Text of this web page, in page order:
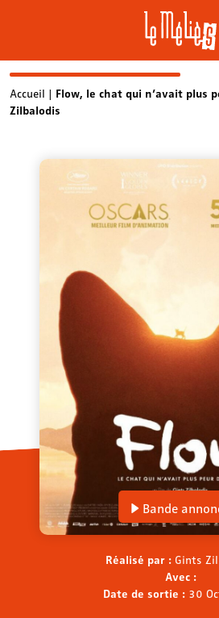
Skip
to
Accueil | Flow, le chat qui n’avait plus
Zilbalodis
Bande
Réalisé par : Gints
Avec :
Date de sortie : 30